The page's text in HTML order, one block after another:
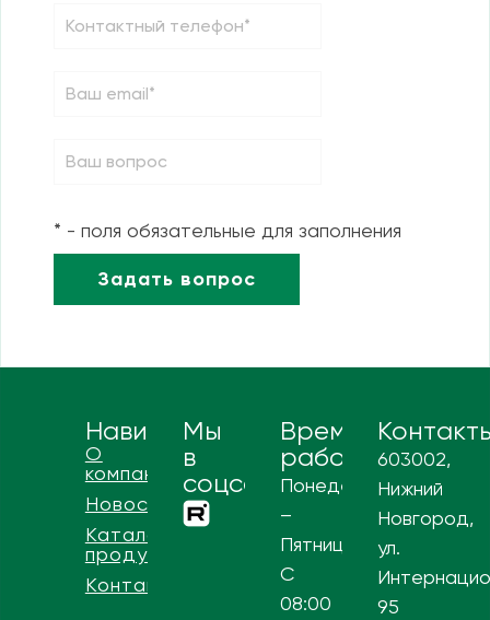
* - поля обязательные для заполнения
Навигация
О
компании
Новости
Каталог
продукции
Контакты
Мы
в
соцсетях
Время
работы
Понедельник
–
Пятница
С
08:00
603002,
Нижний
Новгород,
ул.
95